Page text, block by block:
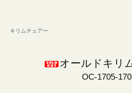
キリムチェアー
オールドキリ
OC-1705-